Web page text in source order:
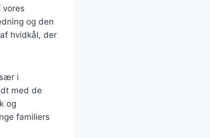
og den
hvidkål, der
i
med de
og
familiers